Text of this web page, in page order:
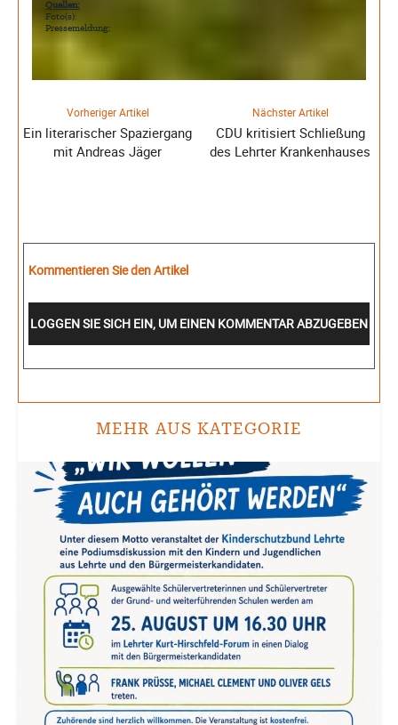
MEHR AUS KATEGORIE
Quellen:
Foto(s):
Pressemeldung:
Vorheriger Artikel
Ein literarischer Spaziergang
mit Andreas Jäger
Nächster Artikel
CDU kritisiert Schließung
des Lehrter Krankenhauses
Kommentieren Sie den Artikel
LOGGEN SIE SICH EIN, UM EINEN KOMMENTAR ABZUGEBEN